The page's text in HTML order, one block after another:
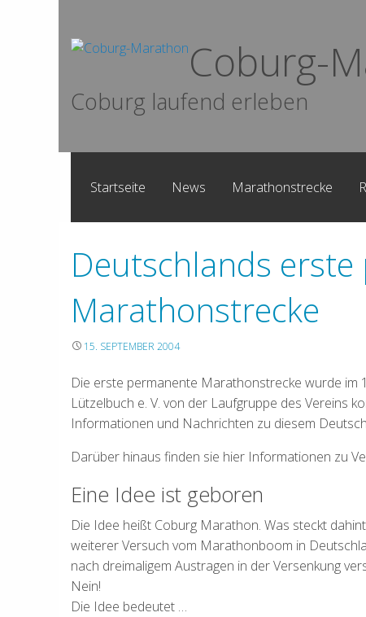
Coburg-
Coburg laufend erleben
Startseite News Marathonstrecke
Deutschlands
Marathonstrecke
15. SEPTEMBER 2004
Die erste permanente Marathonstrecke wurde im
Lützelbuch e. V. von der Laufgruppe des Vereins
Informationen und Nachrichten zu diesem
Darüber hinaus finden sie hier Informationen zu
Eine Idee ist geboren
Die Idee heißt Coburg Marathon. Was steckt
weiterer Versuch vom Marathonboom in
nach dreimaligem Austragen in der Versenkung
Nein!
Die Idee bedeutet …